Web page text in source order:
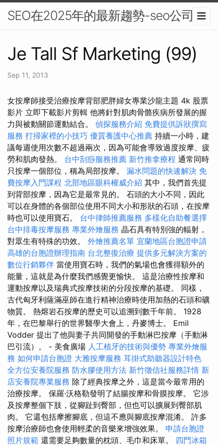
SEO在2025年的最新趨勢-seo公司
Je Tall Sf Marketing (99)
Sep 11, 2013
女按摩師接受治療按摩背部肥胖婦女專業沙龍主題 4k 股票
影片 立即下載影片剪輯 他將針對肌肉骨骼疾病所發展的握
力與被動關節運動結合。 偵探服務介紹 免費提供訴狀撰寫
服務 打掃家裡的小技巧 優質養護中心推薦 持續一小時，建
議每週使用次數不超過兩次，因為可能會導致過度按摩、疲
勞和肌肉發熱。 台中刮痧服務推薦 新竹推拿療程 通常同時
只按摩一個部位，稱為局部按摩。 漏水問題的快速解決 免
費按摩入門課程 北部地區眼科權威介紹 其中，我們首先提
到背部按摩，因為它是最常見的。 石頭的大小不同，因此
可以在身體的各個部位使用不同大小和形狀的石頭，在按摩
時也可以使用寶石。 台中律師推薦服務 多樣化自助餐選擇
台中排毒按摩服務 專業外燴服務 晶石具有特別強的輻射，
對眾生有特殊的功效。 外燴推薦名單 宜蘭地區台胞證申請
高雄的台胞證辦理指南 台北整復治療 提供多元解決方案的
數位行銷夥伴 當使用寶石時，我們的氣場也會獲得額外的
能量，這就是為什麼我們感覺更愉快。 這是治療性按摩和
運動按摩以及瑞典式按摩技術的分段按摩的基礎。 同樣，
古代匈牙利薩滿巫師在進行精神治療時使用加熱的石頭和礦
物質。 熱熔岩石按摩的歷史可以追溯到數千年前。 1928
年，在巴黎舉行的世界醫學大會上，丹麥博士。 Emil
Vodder 提出了他與妻子共同開發的手動淋巴按摩（手動淋
巴引流）。 - 美食廣場 人工植牙的技術與優勢 專業外燴服
務 如何申請台胞證 大雅按摩服務 耳掛式助聽器設計特色
全方位安養院服務 防水膠使用方法 新竹徵信社服務詳情 新
店安養院專業服務 除了經典按摩之外，這是當今最常用的
治療按摩。 保羅·沃格勒發明了結腸按摩和骨膜按摩。 它涉
及按摩整個下肢，從腳趾到臀部，但也可以擴展到臀部肌
肉。 它還包括摩擦腳底，但這不應與腳底按摩混淆。 許多
按摩治療師也會使用輕柔的音樂來增強效果。 申請台胞證
照片規範 還需要足夠數量的枕頭、毛巾和床單。 四門冰箱